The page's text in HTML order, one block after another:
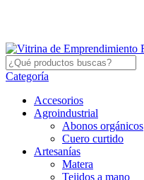
Categoría
Accesorios
Agroindustrial
Abonos orgánicos
Cuero curtido
Artesanías
Matera
Tejidos a mano